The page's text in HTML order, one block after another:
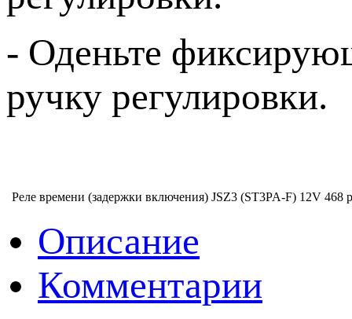
- Оденьте
ручку регулировки.
Реле времени (задержки включения) JSZ3 (ST3PA-F) 12V 468
Описание
Комментарии